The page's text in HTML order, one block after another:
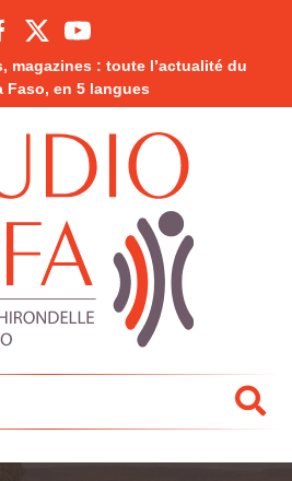
magazines : toute l’actualité du
Faso, en 5 langues